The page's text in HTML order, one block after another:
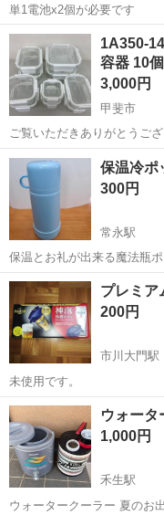
単1電池x2個が必要です
山梨 北杜市
1A350-
容器 10
3,000円
甲斐市
ご覧いただきありがとうご
ざいません ※参考価格/4,798円(10個) 商品の特徴 耐
洗い機、電子レンジ、オー
山梨 甲斐市 家庭用品
保温冷ポ
300円
常永駅
保温とお礼が出来る魔法瓶
7.5cm、取っ手含めて：
に目立った傷はありません
す。少し内容量が少...
山梨 南アルプス市
プレミ
200円
市川大門駅
未使用です。
山梨 西八代郡 市川
ウォータ
1,000円
禾生駅
ウォータークーラー 夏のお